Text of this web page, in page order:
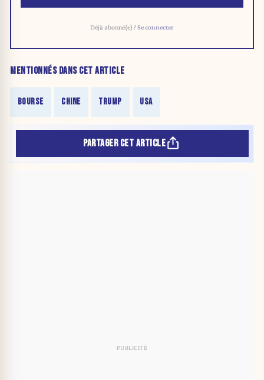
Déjà abonné(e) ?Se connecter
MENTIONNÉS DANS CET ARTICLE
BOURSE CHINE TRUMP USA
PARTAGER CET ARTICLE